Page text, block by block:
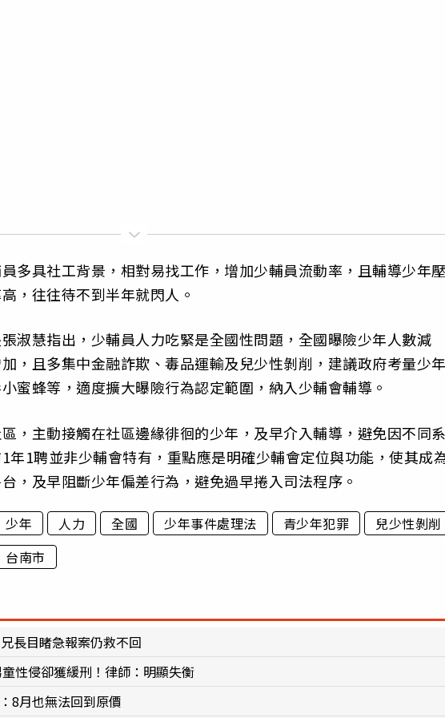
多具社工背景，相對易找工作，增加少輔員流動率，且輔導少年
，往往待不到半年就閃人。
淑慧指出，少輔員人力吃緊是全國性問題，全國曝險少年人數減
，且多集中金融詐欺、毒品運輸及兒少性剝削，建議政府考量少
蜜蜂等，適度擴大曝險行為認定範圍，納入少輔會輔導。
，主動接觸在社區邊緣徘徊的少年，及早介入輔導，避免因不同
年1聘並非少輔會特有，重點應是明確少輔會定位與功能，使其成
，及早阻斷少年偏差行為，避免過早捲入司法程序。
少年 人力 全國 少年事件處理法 青少年犯罪
兒少性剝削
台南市
長目睹急報案仍救不回
性侵卻獲緩刑！律師：明顯失衡
8月也無法回到原價